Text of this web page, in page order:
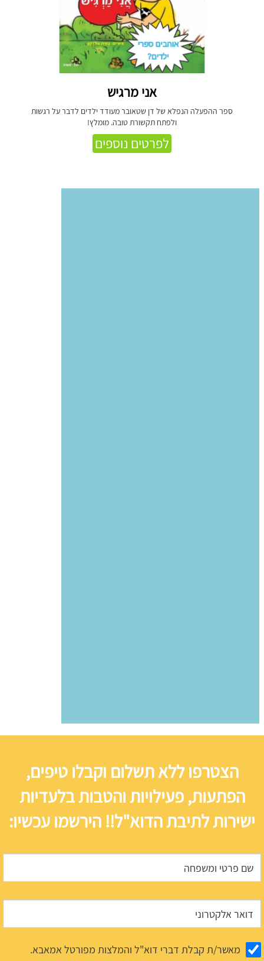
אני מרגיש
ספר ההפעלה הנפלא של דן שטאובר מעודד ילדים לדבר על רגשות
ולפתח תקשורת טובה. מומלץ!
לפרטים נוספים
הצטרפו ללא תשלום וקבלו טיפים,
הפתעות, פעילויות והטבות בלעדיות
ישירות לתיבת הדוא"ל!! הירשמו עכשיו:
מאשר/ת קבלת דברי דוא"ל והמלצות מפורטל אמאבא.